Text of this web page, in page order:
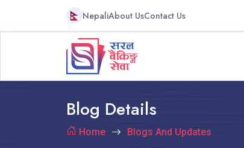
NepaliAbout UsContact Us
Blog Details
Home Blogs And Updates